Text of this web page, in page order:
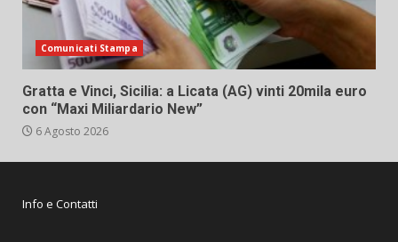
Comunicati Stampa
Gratta e Vinci, Sicilia: a Licata (AG) vinti 20mila euro
con “Maxi Miliardario New”
6 Agosto 2026
Info e Contatti